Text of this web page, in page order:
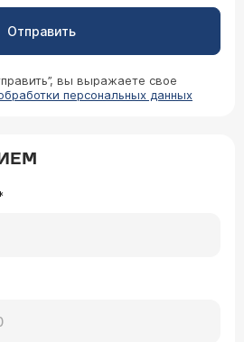
Отправить
вы выражаете свое
персональных данных